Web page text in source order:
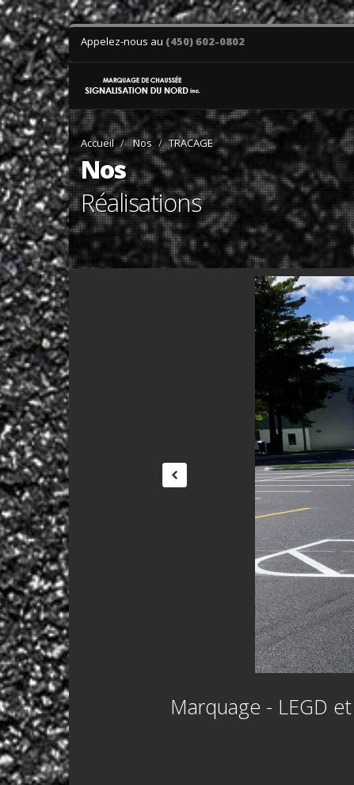
Appelez-nous au (450) 602-0802
Accueil Nos TRACAGE
Nos
Réalisations
Marquage - LEGD